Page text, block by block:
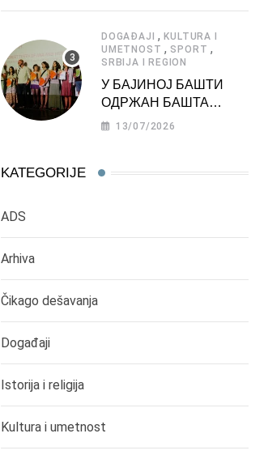
DOGAĐAJI ,KULTURA I
UMETNOST , SPORT ,
SRBIJA I REGION
У БАЈИНОЈ БАШТИ
ОДРЖАН БАШТА
ФЕСТ 2026
13/07/2026
KATEGORIJE
ADS
Arhiva
Čikago dešavanja
Događaji
Istorija i religija
Kultura i umetnost